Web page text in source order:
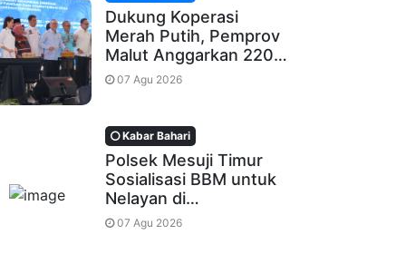
Dukung Koperasi
Merah Putih, Pemprov
Malut Anggarkan 220…
07 Agu 2026
Kabar Bahari
Polsek Mesuji Timur
Sosialisasi BBM untuk
Nelayan di…
07 Agu 2026